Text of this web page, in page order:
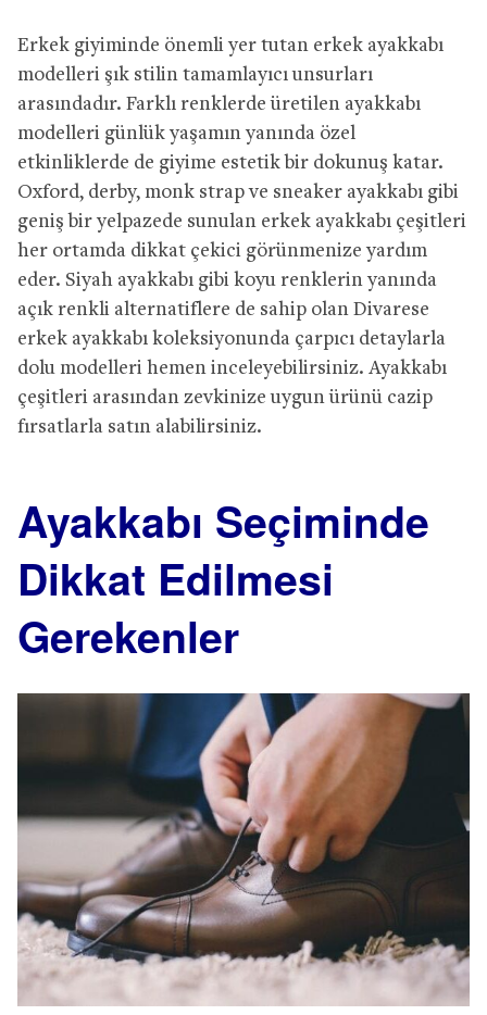
Erkek giyiminde önemli yer tutan erkek ayakkabı
modelleri şık stilin tamamlayıcı unsurları
arasındadır. Farklı renklerde üretilen ayakkabı
modelleri günlük yaşamın yanında özel
etkinliklerde de giyime estetik bir dokunuş katar.
Oxford, derby, monk strap ve sneaker ayakkabı gibi
geniş bir yelpazede sunulan erkek ayakkabı çeşitleri
her ortamda dikkat çekici görünmenize yardım
eder. Siyah ayakkabı gibi koyu renklerin yanında
açık renkli alternatiflere de sahip olan Divarese
erkek ayakkabı koleksiyonunda çarpıcı detaylarla
dolu modelleri hemen inceleyebilirsiniz. Ayakkabı
çeşitleri arasından zevkinize uygun ürünü cazip
fırsatlarla satın alabilirsiniz.
Ayakkabı Seçiminde
Dikkat Edilmesi
Gerekenler